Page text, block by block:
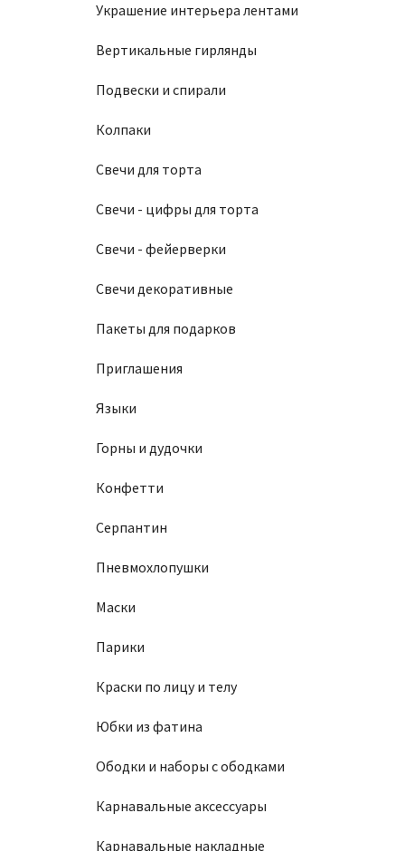
Украшение интерьера лентами
Вертикальные гирлянды
Подвески и спирали
Колпаки
Свечи для торта
Свечи - цифры для торта
Свечи - фейерверки
Свечи декоративные
Пакеты для подарков
Приглашения
Языки
Горны и дудочки
Конфетти
Серпантин
Пневмохлопушки
Маски
Парики
Краски по лицу и телу
Юбки из фатина
Ободки и наборы с ободками
Карнавальные аксессуары
Карнавальные накладные